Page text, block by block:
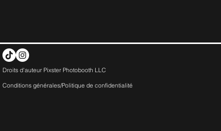
Droits d'auteur Pixster Photobooth LLC
Conditions générales/Politique de confidentialité